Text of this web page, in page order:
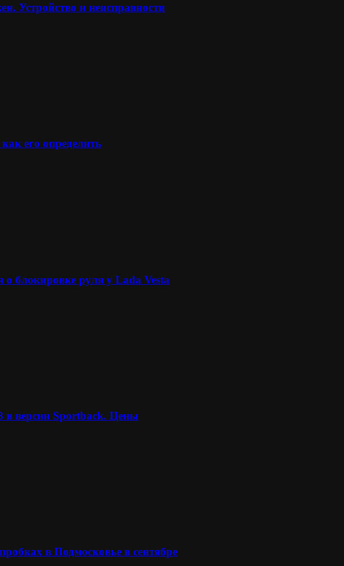
Устройство и неисправности
его определить
блокировке руля у Lada Vesta
в версии Sportback. Цены
в Подмосковье в сентябре